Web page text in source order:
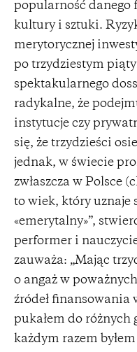
popularność danego
kultury i sztuki.
merytorycznej
po trzydziestym
spektakularnego
radykalne, że
instytucje czy
się, że trzydzieści
jednak, w świecie
zwłaszcza w Polsce
to wiek, który uznaje
«emerytalny»”,
performer i
zauważa: „Mając
o angaż w
źródeł finansowania
pukałem do różnych
każdym razem